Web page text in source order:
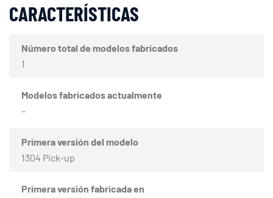
CARACTERÍSTICAS
Número total de modelos fabricados
1
Modelos fabricados actualmente
–
Primera versión del modelo
1304 Pick-up
Primera versión fabricada en